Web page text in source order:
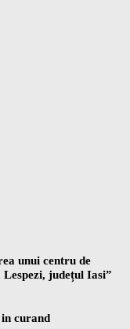
unui centru de
județul Iasi”
curand